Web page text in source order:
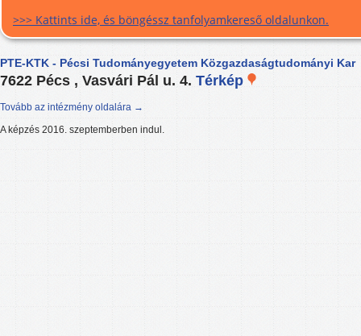
>>> Kattints ide, és böngéssz tanfolyamkereső oldalunkon.
PTE-KTK - Pécsi Tudományegyetem Közgazdaságtudományi Kar
7622 Pécs , Vasvári Pál u. 4. Térkép
Tovább az intézmény oldalára →
A képzés 2016. szeptemberben indul.